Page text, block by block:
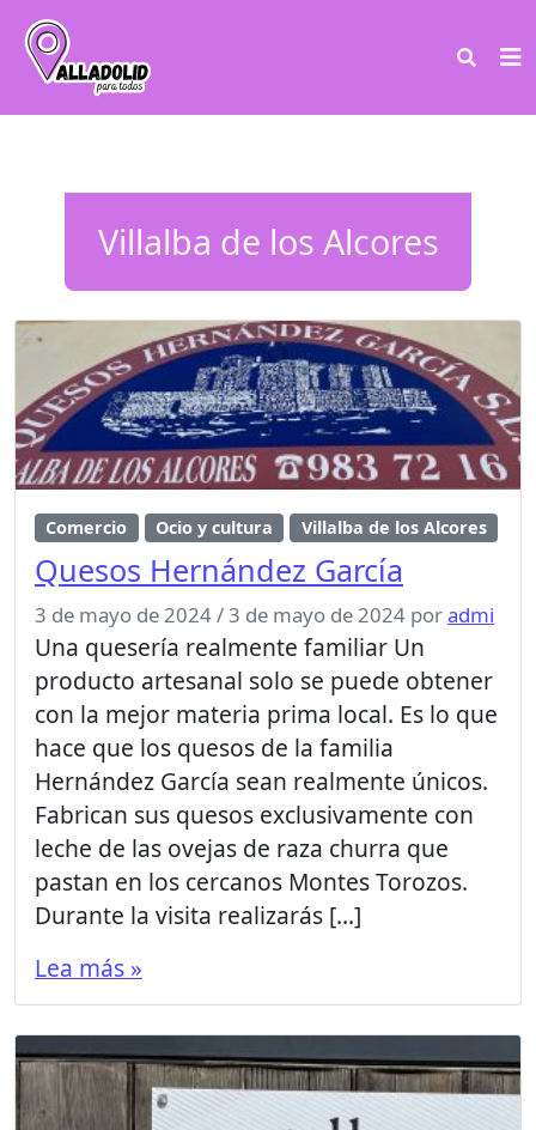
Villalba de los Alcores
Comercio Ocio y cultura Villalba de los Alcores
Quesos Hernández García
3 de mayo de 2024/3 de mayo de 2024 poradmi
Una quesería realmente familiar Un
producto artesanal solo se puede obtener
con la mejor materia prima local. Es lo que
hace que los quesos de la familia
Hernández García sean realmente únicos.
Fabrican sus quesos exclusivamente con
leche de las ovejas de raza churra que
pastan en los cercanos Montes Torozos.
Durante la visita realizarás […]
Lea más »